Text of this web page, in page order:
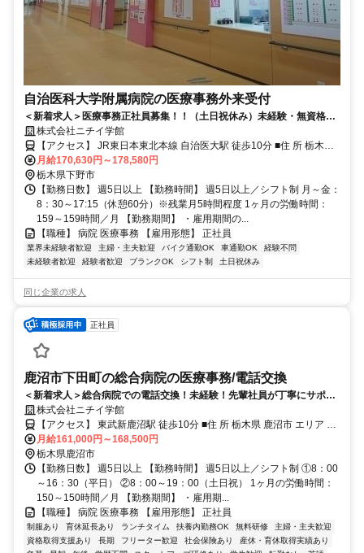
自治医科大学附属病院の医療事務外来受付
＜新着求人＞医療事務正社員募集！！（土日祝休み）未経験・無資格
OK！先輩社員が丁寧にサポートしますので安心して勤務可能です！
株式会社ニチイ学館
【アクセス】 JR東日本東北本線 自治医大駅 徒歩10分 ■住 所 栃木県
下野市 薬師寺３３１１-１ ■アクセス JR東日本東北本線 自治医大駅
徒歩10分
月給170,630円～178,580円
栃木県下野市
【勤務日数】 週5日以上 【勤務時間】 週5日以上／シフト制 月～金：
8：30～17:15（休憩60分）※残業月5時間程度 1ヶ月の労働時間：
159～159時間／月 【勤務期間】 ・雇用期間の...
【職種】 病院 医療事務 【雇用形態】 正社員
業界未経験者歓迎 主婦・主夫歓迎 バイク通勤OK 車通勤OK
経験不問
未経験者歓迎
経験者歓迎 ブランクOK シフト制 土日祝休み
同じ企業の求人
正社員
鹿沼市下田町の総合病院の医療事務/電話交換
＜新着求人＞総合病院での電話交換！未経験！先輩社員が丁寧にサポー
トしますので安心して勤務可能です！
株式会社ニチイ学館
【アクセス】 東武新鹿沼駅 徒歩10分 ■住 所 栃木県 鹿沼市 エリア ■
アクセス 東武新鹿沼駅 徒歩10分
月給161,000円～168,500円
栃木県鹿沼市
【勤務日数】 週5日以上 【勤務時間】 週5日以上／シフト制 ①8：00
～16：30（平日） ②8：00～19：00（土日祝） 1ヶ月の労働時間：
150～150時間／月 【勤務期間】 ・雇用期...
【職種】 病院 医療事務 【雇用形態】 正社員
制服あり 育休延長あり ランチタイム 扶養内勤務OK 無料研修
主婦・主夫歓迎
資格取得支援あり
長期 フリーター歓迎 社会保険あり
産休・育休取得実績あり